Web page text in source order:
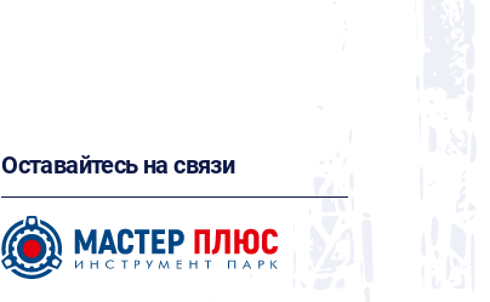
Оставайтесь на связи